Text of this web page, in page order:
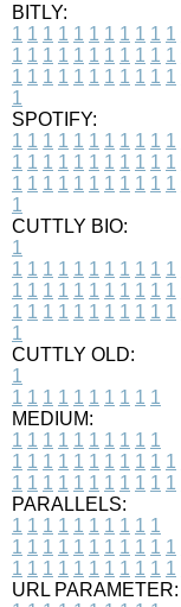
BITLY:
1 1 1 1 1 1 1 1 1 1 1
1 1 1 1 1 1 1 1 1 1 1
1 1 1 1 1 1 1 1 1 1 1
1
SPOTIFY:
1 1 1 1 1 1 1 1 1 1 1
1 1 1 1 1 1 1 1 1 1 1
1 1 1 1 1 1 1 1 1 1 1
1
CUTTLY BIO:
1
1 1 1 1 1 1 1 1 1 1 1
1 1 1 1 1 1 1 1 1 1 1
1 1 1 1 1 1 1 1 1 1 1
1
CUTTLY OLD:
1
1 1 1 1 1 1 1 1 1 1
MEDIUM:
1 1 1 1 1 1 1 1 1 1
1 1 1 1 1 1 1 1 1 1 1
1 1 1 1 1 1 1 1 1 1 1
PARALLELS:
1 1 1 1 1 1 1 1 1 1
1 1 1 1 1 1 1 1 1 1 1
1 1 1 1 1 1 1 1 1 1 1
URL PARAMETER: